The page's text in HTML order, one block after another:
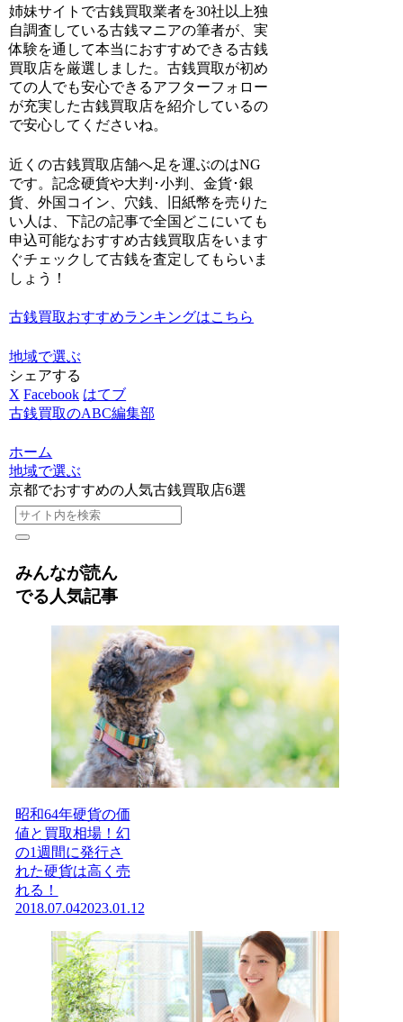
姉妹サイトで古銭買取業者を30社以上独
自調査 している古銭マニアの筆者が、実
体験を通して本当におすすめできる古銭
買取店を厳選しました。古銭買取が初め
ての人でも安心できるアフターフォロー
が充実した古銭買取店を紹介しているの
で安心してくださいね。
近くの古銭買取店舗へ足を運ぶのはNG
です。記念硬貨や大判･小判、金貨･銀
貨、外国コイン、穴銭、旧紙幣を売りた
い人は、下記の記事で全国どこにいても
申込可能なおすすめ古銭買取店をいます
ぐチェックして古銭を査定してもらいま
しょう！
古銭買取おすすめランキングはこちら
地域で選ぶ
シェアする
X Facebook はてブ
古銭買取のABC編集部
ホーム
地域で選ぶ
京都でおすすめの人気古銭買取店6選
みんなが読ん
でる人気記事
昭和64年硬貨の価
値と買取相場！幻
の1週間に発行さ
れた硬貨は高く売
れる！
2018.07.042023.01.12